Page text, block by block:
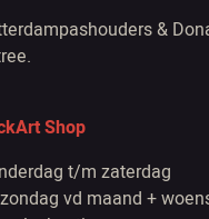
&
Shop
t/m zaterdag
vd maand +